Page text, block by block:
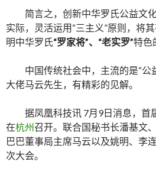
简言之，创新中华罗氏公益文
实际，灵活运用“三主义”原则，将
明中华罗氏“罗家将”、“老实罗”特色
中国传统社会中，主流的是“公
大佬马云先生，有精彩的见解。
据凤凰科技讯 7月9日消息，首
在杭州召开。联合国秘书长潘基文
巴巴董事局主席马云以及姚明、李
次大会。